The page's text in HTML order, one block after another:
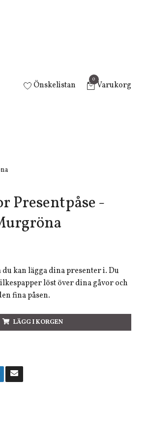
Önskelistan
0
Varukorg
Presentpåse -
du kan lägga dina presenter i. Du
löst över dina gåvor och
fina påsen.
LÄGG I KORGEN